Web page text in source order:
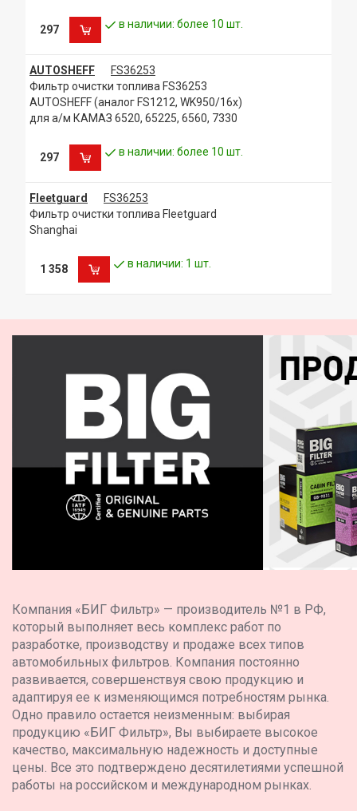
297 в наличии: более 10 шт.
AUTOSHEFF
FS36253
Фильтр очистки топлива FS36253
AUTOSHEFF (аналог FS1212, WK950/16x)
для а/м КАМАЗ 6520, 65225, 6560, 7330
297 в наличии: более 10 шт.
Fleetguard
FS36253
Фильтр очистки топлива Fleetguard
Shanghai
1 358 в наличии: 1 шт.
Компания «БИГ Фильтр» — производитель №1 в РФ,
который выполняет весь комплекс работ по
разработке, производству и продаже всех типов
автомобильных фильтров. Компания постоянно
развивается, совершенствуя свою продукцию и
адаптируя ее к изменяющимся потребностям рынка.
Одно правило остается неизменным: выбирая
продукцию «БИГ Фильтр», Вы выбираете высокое
качество, максимальную надежность и доступные
цены. Все это подтверждено десятилетиями успешной
работы на российском и международном рынках.